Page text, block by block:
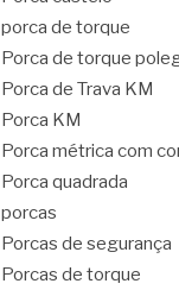
porca de torque
Porca de torque
Porca de Trava KM
Porca KM
Porca métrica com
Porca quadrada
porcas
Porcas de segurança
Porcas de torque